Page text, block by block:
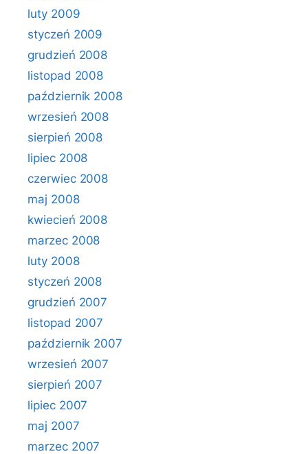
luty 2009
styczeń 2009
grudzień 2008
listopad 2008
październik 2008
wrzesień 2008
sierpień 2008
lipiec 2008
czerwiec 2008
maj 2008
kwiecień 2008
marzec 2008
luty 2008
styczeń 2008
grudzień 2007
listopad 2007
październik 2007
wrzesień 2007
sierpień 2007
lipiec 2007
maj 2007
marzec 2007